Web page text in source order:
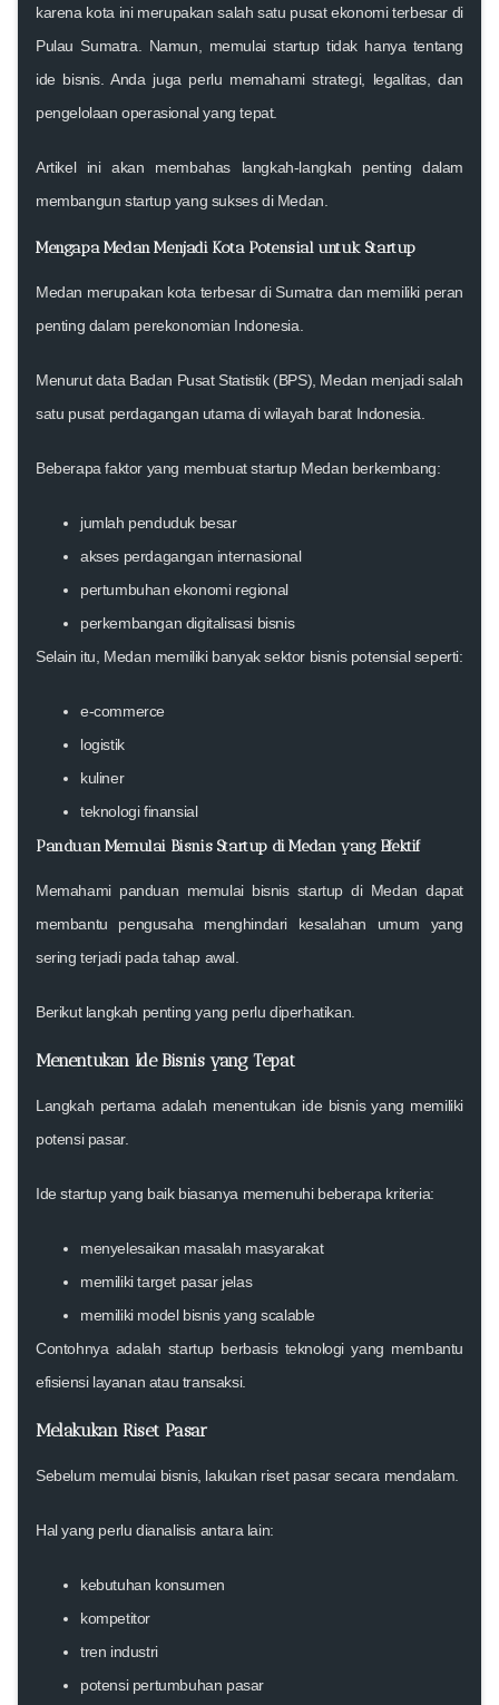
karena kota ini merupakan salah satu pusat ekonomi terbesar di
Pulau Sumatra. Namun, memulai startup tidak hanya tentang
ide bisnis. Anda juga perlu memahami strategi, legalitas, dan
pengelolaan operasional yang tepat.
Artikel ini akan membahas langkah-langkah penting dalam
membangun startup yang sukses di Medan.
Mengapa Medan Menjadi Kota Potensial untuk Startup
Medan merupakan kota terbesar di Sumatra dan memiliki peran
penting dalam perekonomian Indonesia.
Menurut data Badan Pusat Statistik (BPS) , Medan menjadi salah
satu pusat perdagangan utama di wilayah barat Indonesia.
Beberapa faktor yang membuat startup Medan berkembang:
jumlah penduduk besar
akses perdagangan internasional
pertumbuhan ekonomi regional
perkembangan digitalisasi bisnis
Selain itu, Medan memiliki banyak sektor bisnis potensial seperti:
e-commerce
logistik
kuliner
teknologi finansial
Panduan Memulai Bisnis Startup di Medan yang Efektif
Memahami panduan memulai bisnis startup di Medan dapat
membantu pengusaha menghindari kesalahan umum yang
sering terjadi pada tahap awal.
Berikut langkah penting yang perlu diperhatikan.
Menentukan Ide Bisnis yang Tepat
Langkah pertama adalah menentukan ide bisnis yang memiliki
potensi pasar.
Ide startup yang baik biasanya memenuhi beberapa kriteria:
menyelesaikan masalah masyarakat
memiliki target pasar jelas
memiliki model bisnis yang scalable
Contohnya adalah startup berbasis teknologi yang membantu
efisiensi layanan atau transaksi.
Melakukan Riset Pasar
Sebelum memulai bisnis, lakukan riset pasar secara mendalam.
Hal yang perlu dianalisis antara lain:
kebutuhan konsumen
kompetitor
tren industri
potensi pertumbuhan pasar